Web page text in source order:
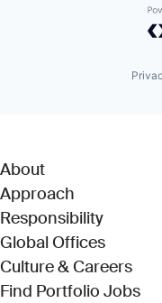
About
Approach
Responsibility
Global Offices
Culture & Careers
Find Portfolio Jobs